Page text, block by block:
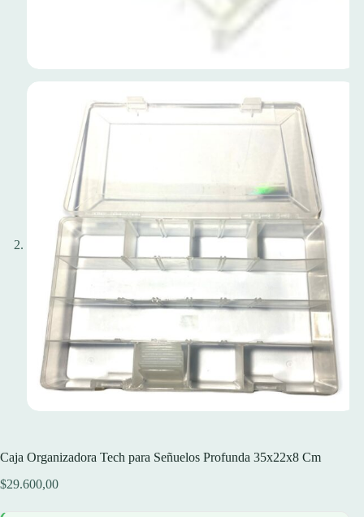
Caja Organizadora Tech para Señuelos Profunda 35x22x8 Cm
$29.600,00